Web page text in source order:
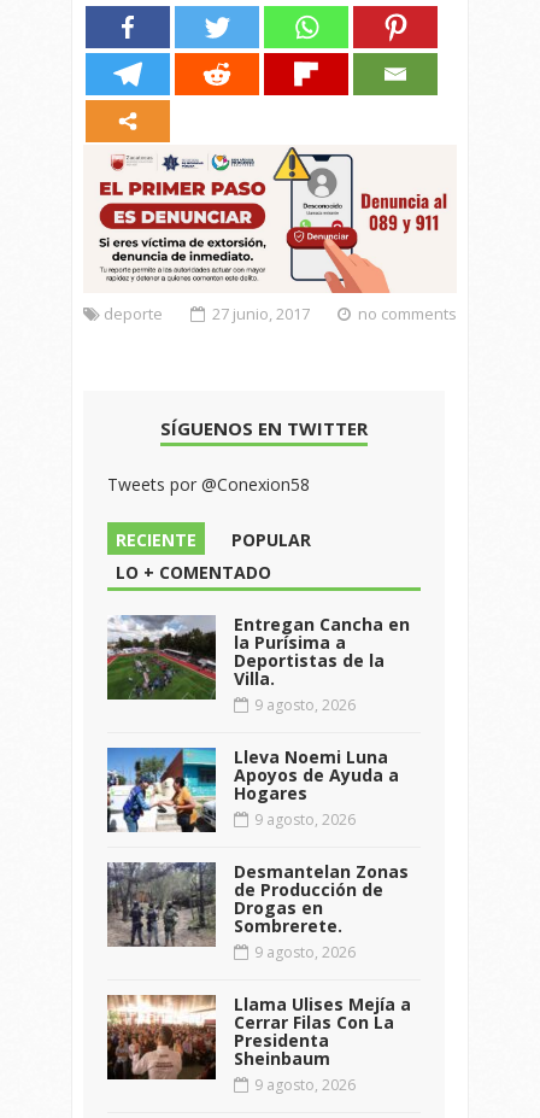
deporte 27 junio, 2017 no comments
SÍGUENOS EN TWITTER
Tweets por @Conexion58
RECIENTE
POPULAR
LO + COMENTADO
Entregan Cancha en
la Purísima a
Deportistas de la
Villa.
9 agosto, 2026
Lleva Noemi Luna
Apoyos de Ayuda a
Hogares
9 agosto, 2026
Desmantelan Zonas
de Producción de
Drogas en
Sombrerete.
9 agosto, 2026
Llama Ulises Mejía a
Cerrar Filas Con La
Presidenta
Sheinbaum
9 agosto, 2026